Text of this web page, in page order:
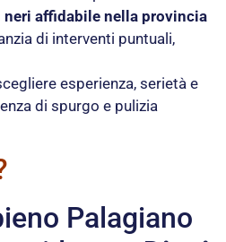
affidabile nella provincia
di interventi puntuali,
esperienza, serietà e
di spurgo e pulizia
Palagiano